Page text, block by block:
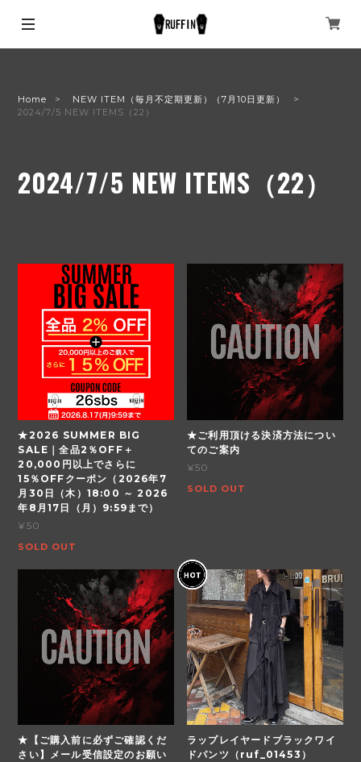
Home
NEW ITEM（毎月不定期更新）（7月10日更新）
2024/7/5 NEW ITEMS（22）
2024/7/5 NEW ITEMS（22）
★2026 SUMMER BIG
SALE｜全品2％OFF＋
20,000円以上でさらに
15％OFFクーポン（2026年7
月30日（木）18:00 ～ 2026
年8月17日（月）9:59まで）
¥50
SOLD OUT
★ご利用頂ける決済方法につい
てのご案内
¥50
SOLD OUT
★【ご購入前に必ずご確認くだ
さい】メール受信設定のお願い
ラップレイヤードブラックワイ
ドパンツ（ruf_01453）